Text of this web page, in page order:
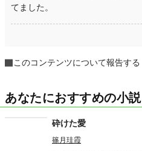
てました。
このコンテンツについて報告する
あなたにおすすめの小説
砕けた愛
篠月珪霞